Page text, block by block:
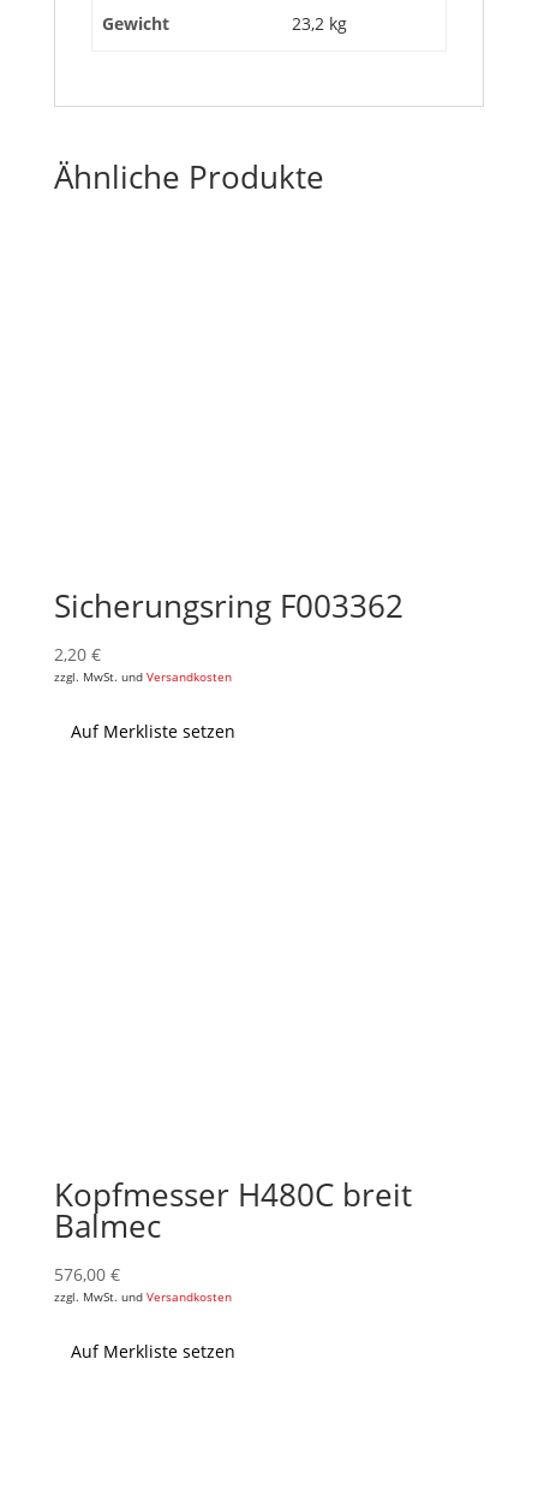
Gewicht 23,2 kg
Ähnliche Produkte
Sicherungsring F003362
2,20 €
zzgl. MwSt. und Versandkosten
Auf Merkliste setzen
Kopfmesser H480C breit
Balmec
576,00 €
zzgl. MwSt. und Versandkosten
Auf Merkliste setzen